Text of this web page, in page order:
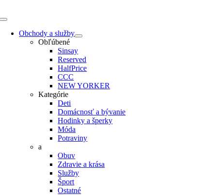
to
Toggle
NavigationObchody a služby
Obľúbené
Sinsay
Reserved
HalfPrice
CCC
NEW YORKER
Kategórie
Deti
Domácnosť a bývanie
Hodinky a šperky
Móda
Potraviny
a
Obuv
Zdravie a krása
Služby
Šport
Ostatné